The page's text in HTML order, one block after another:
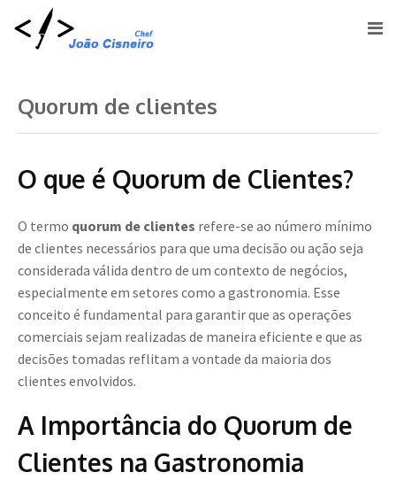
Quorum de clientes
O que é Quorum de Clientes?
O termo quorum de clientes refere-se ao número mínimo
de clientes necessários para que uma decisão ou ação seja
considerada válida dentro de um contexto de negócios,
especialmente em setores como a gastronomia. Esse
conceito é fundamental para garantir que as operações
comerciais sejam realizadas de maneira eficiente e que as
decisões tomadas reflitam a vontade da maioria dos
clientes envolvidos.
A Importância do Quorum de
Clientes na Gastronomia